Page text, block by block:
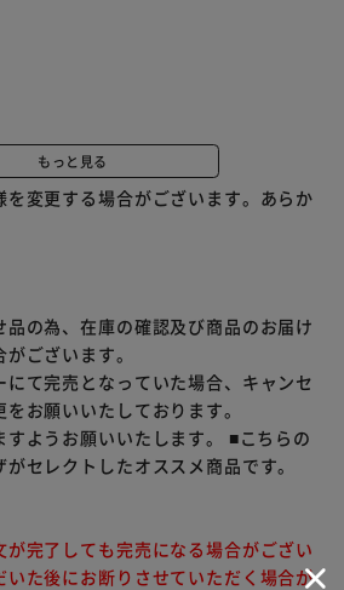
もっと見る
変更する場合がございます。あらか
の為、在庫の確認及び商品のお届け
ございます。
にて完売となっていた場合、キャンセ
お願いいたしております。
ようお願いいたします。 ■こちらの
セレクトしたオススメ商品です。
完了しても完売になる場合がござい
いた後にお断りさせていただく場合が